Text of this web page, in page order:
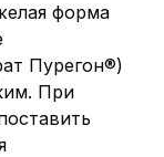
форма
Пурегон®)
При